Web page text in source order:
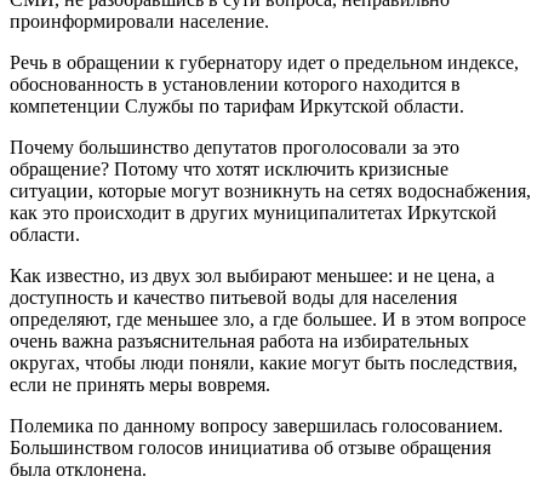
проинформировали население.
Речь в обращении к губернатору идет о предельном индексе,
обоснованность в установлении которого находится в
компетенции Службы по тарифам Иркутской области.
Почему большинство депутатов проголосовали за это
обращение? Потому что хотят исключить кризисные
ситуации, которые могут возникнуть на сетях водоснабжения,
как это происходит в других муниципалитетах Иркутской
области.
Как известно, из двух зол выбирают меньшее: и не цена, а
доступность и качество питьевой воды для населения
определяют, где меньшее зло, а где большее. И в этом вопросе
очень важна разъяснительная работа на избирательных
округах, чтобы люди поняли, какие могут быть последствия,
если не принять меры вовремя.
Полемика по данному вопросу завершилась голосованием.
Большинством голосов инициатива об отзыве обращения
была отклонена.